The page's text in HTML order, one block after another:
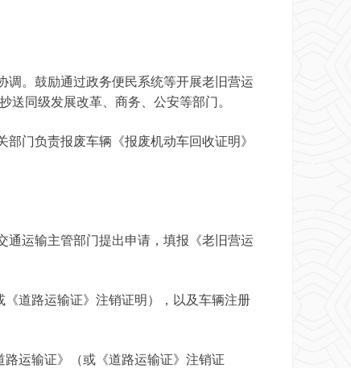
。鼓励通过政务便民系统等开展老旧营运
同级发展改革、商务、公安等部门。
门负责报废车辆《报废机动车回收证明》
运输主管部门提出申请，填报《老旧营运
道路运输证》注销证明），以及车辆注册
运输证》（或《道路运输证》注销证